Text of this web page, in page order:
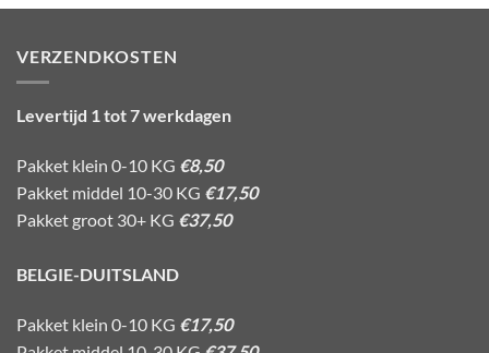
VERZENDKOSTEN
Levertijd 1 tot 7 werkdagen
Pakket klein 0-10 KG €8,50
Pakket middel 10-30 KG €17,50
Pakket groot 30+ KG €37,50
BELGIE-DUITSLAND
Pakket klein 0-10 KG €17,50